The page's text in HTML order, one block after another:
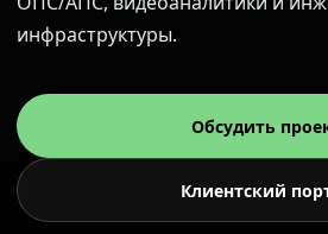
инфраструктуры.
Обсудить
Клиентский